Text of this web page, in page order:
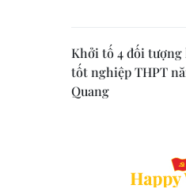
Khởi tố 4 đối
tốt nghiệp THPT
Quang